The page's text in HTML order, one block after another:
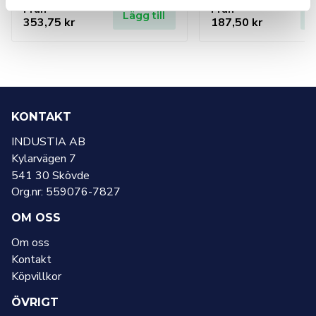
Från
353,75 kr Lägg till
Från
187,50 kr
KONTAKT
INDUSTIA AB
Kylarvägen 7
541 30 Skövde
Org.nr: 559076-7827
OM OSS
Om oss
Kontakt
Köpvillkor
ÖVRIGT